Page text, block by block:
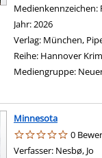
Medienkennzeichen:
Jahr:2026
Verlag: München,
Reihe: Hannover
Mediengruppe:
Minnesota
0
Verfasser: Nesbø, Jo